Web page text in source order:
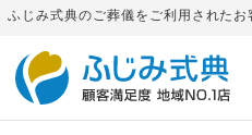
ふじみ式典のご葬儀をご利用された